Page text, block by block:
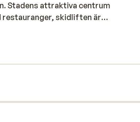
Stadens attraktiva centrum
restauranger, skidliften är
vi att du besöker
där frukost och middag